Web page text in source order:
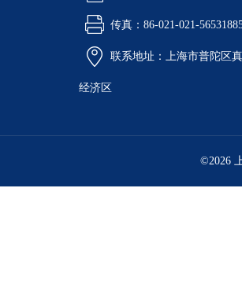
传真：86-021-021-
联系地址：上海市普陀区
经济区
©2026